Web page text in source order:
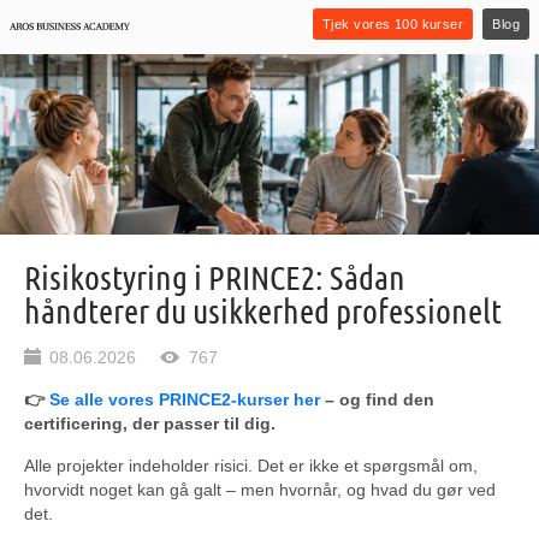
Tjek vores 100 kurser Blog
Risikostyring i PRINCE2: Sådan
håndterer du usikkerhed professionelt
08.06.2026 767
👉Se alle vores PRINCE2-kurser her– og find den
certificering, der passer til dig.
Alle projekter indeholder risici. Det er ikke et spørgsmål om,
hvorvidt noget kan gå galt – men hvornår, og hvad du gør ved
det.